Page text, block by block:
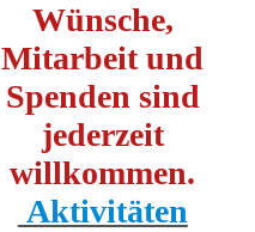
Wünsche,
Mitarbeit und
Spenden sind
jederzeit
willkommen.
Aktivitäten